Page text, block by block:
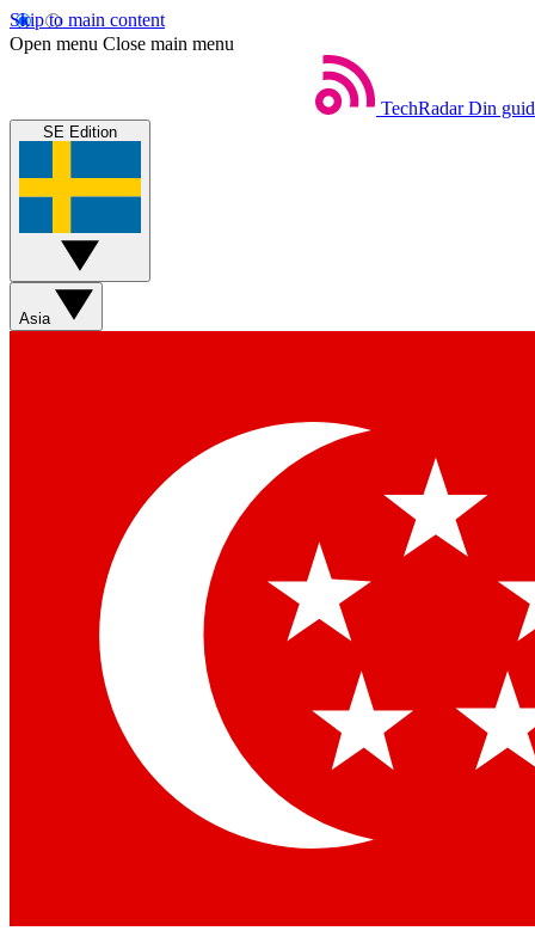
Skip to main content
Open menu Close main menu
TechRadar Din
SE Edition
Asia